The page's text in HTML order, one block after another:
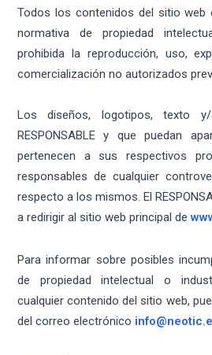
Todos los contenidos del sitio web
normativa de propiedad
prohibida la reproducción, uso,
comercialización no autorizados
Los diseños, logotipos, texto
RESPONSABLE y que puedan
pertenecen a sus respectivos
responsables de cualquier
respecto a los mismos. El
a redirigir al sitio web principal de
Para informar sobre posibles
de propiedad intelectual o
cualquier contenido del sitio web,
del correo electrónico